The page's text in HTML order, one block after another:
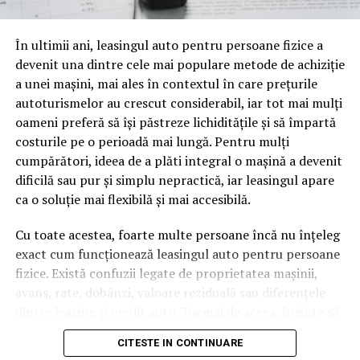
oamenii cu adevărat. Dacă transcrierea ajunge pe o
cuvinte tematice, scrise exact în limbajul în care se
caută.
Apoi vine partea de comportament. O pagină pe care
vizitatorii stau zece, cincisprezece minute ca să
urmărească replay-ul trimite un semnal greu de ignorat.
Google nu îți măsoară direct satisfacția, însă timpul
petrecut, scrollul și revenirile spun ceva despre cât de
util e materialul.
Și mai e ceva ce se uită ușor. Un webinar reușit atrage
linkuri aproape de la sine. Cineva îl menționează într-un
newsletter, altcineva îl citează într-un articol, un
partener îl trimite în comunitatea lui. Fiecare astfel de
tău, iar autoritatea e moneda forte în SEO.
În ultimii ani, leasingul auto pentru persoane fizice a
devenit una dintre cele mai populare metode de achiziție
a unei mașini, mai ales în contextul în care prețurile
autoturismelor au crescut considerabil, iar tot mai mulți
oameni preferă să își păstreze lichiditățile și să împartă
costurile pe o perioadă mai lungă. Pentru mulți
cumpărători, ideea de a plăti integral o mașină a devenit
dificilă sau pur și simplu nepractică, iar leasingul apare
ca o soluție mai flexibilă și mai accesibilă.
Cu toate acestea, foarte multe persoane încă nu înțeleg
exact cum funcționează leasingul auto pentru persoane
fizice. Există confuzii legate de proprietatea mașinii,
avans, rate, dobânzi, valoare reziduală sau diferențele
semnezi orice contract, este important să înțelegi clar
mecanismul acestui tip de finanțare și să știi la ce să fii
CITESTE IN CONTINUARE